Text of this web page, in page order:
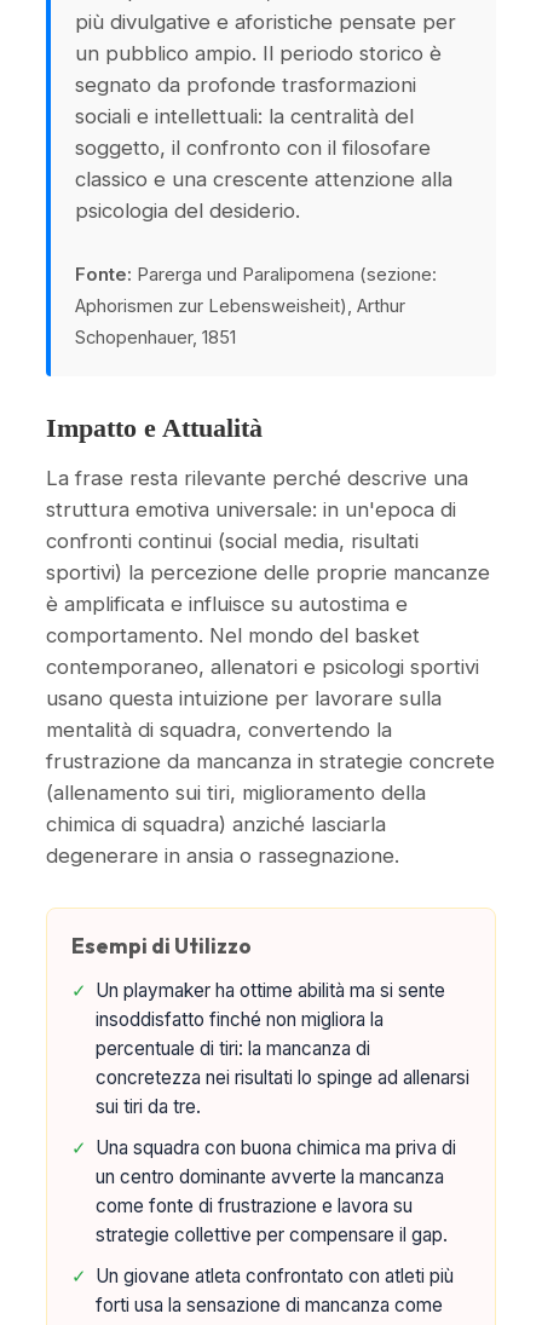
più divulgative e aforistiche pensate per
un pubblico ampio. Il periodo storico è
segnato da profonde trasformazioni
sociali e intellettuali: la centralità del
soggetto, il confronto con il filosofare
classico e una crescente attenzione alla
psicologia del desiderio.
Fonte: Parerga und Paralipomena (sezione:
Aphorismen zur Lebensweisheit), Arthur
Schopenhauer, 1851
Impatto e Attualità
La frase resta rilevante perché descrive una
struttura emotiva universale: in un'epoca di
confronti continui (social media, risultati
sportivi) la percezione delle proprie mancanze
è amplificata e influisce su autostima e
comportamento. Nel mondo del basket
contemporaneo, allenatori e psicologi sportivi
usano questa intuizione per lavorare sulla
mentalità di squadra, convertendo la
frustrazione da mancanza in strategie concrete
(allenamento sui tiri, miglioramento della
chimica di squadra) anziché lasciarla
degenerare in ansia o rassegnazione.
Esempi di Utilizzo
✓ Un playmaker ha ottime abilità ma si sente
insoddisfatto finché non migliora la
percentuale di tiri: la mancanza di
concretezza nei risultati lo spinge ad allenarsi
sui tiri da tre.
✓ Una squadra con buona chimica ma priva di
un centro dominante avverte la mancanza
come fonte di frustrazione e lavora su
strategie collettive per compensare il gap.
✓ Un giovane atleta confrontato con atleti più
forti usa la sensazione di mancanza come